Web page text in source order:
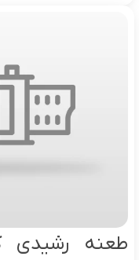
طعنه رشیدی